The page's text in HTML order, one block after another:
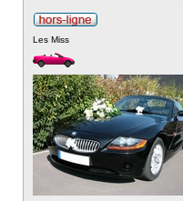
Les Miss